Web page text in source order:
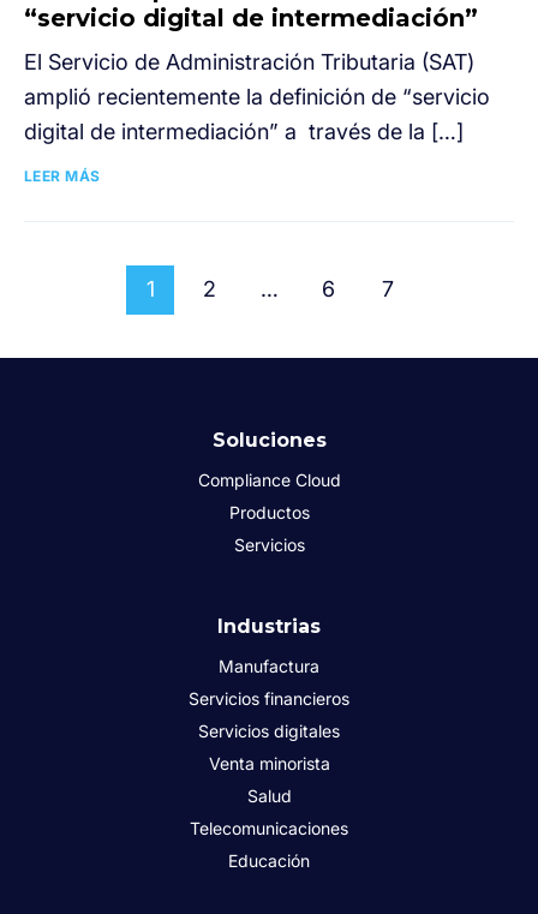
“servicio digital de intermediación”
El Servicio de Administración Tributaria (SAT)
amplió recientemente la definición de “servicio
digital de intermediación” a través de la […]
LEER MÁS
1 2 … 6 7
Soluciones
Compliance Cloud
Productos
Servicios
Industrias
Manufactura
Servicios financieros
Servicios digitales
Venta minorista
Salud
Telecomunicaciones
Educación